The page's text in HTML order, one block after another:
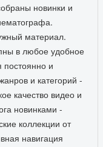
новинки и
материал.
в любое удобное
постоянно и
и категорий -
качество видео и
новинками -
коллекции от
навигация